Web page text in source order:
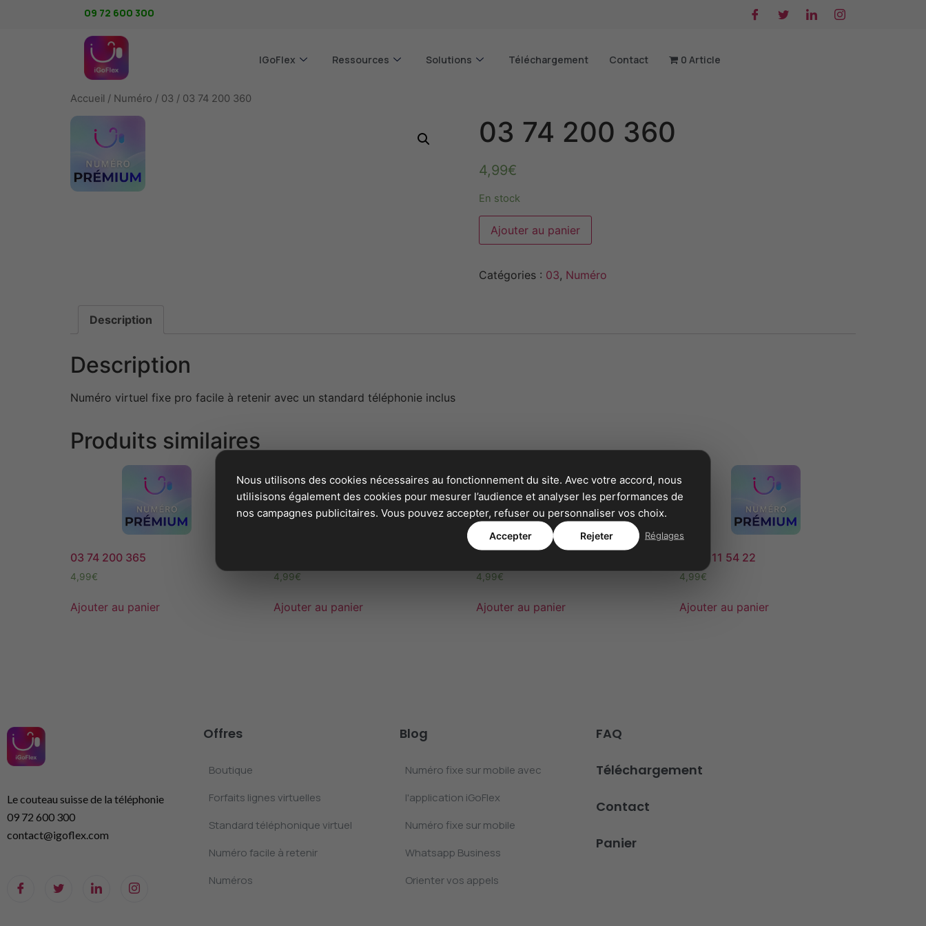
09 72 600 300
IGoFlex Ressources Solutions Téléchargement Contact 0 Article
Accueil / Numéro / 03 / 03 74 200 360
03 74 200 360
4,99€
En stock
Ajouter au panier
Catégories : 03, Numéro
Description
Description
Numéro virtuel fixe pro facile à retenir avec un standard téléphonie inclus
Produits similaires
03 74 200 365
4,99€
Ajouter au panier
4,99€
Ajouter au panier
4,99€
Ajouter au panier
09 72 11 54 22
4,99€
Ajouter au panier
Le couteau suisse de la téléphonie
09 72 600 300
contact@igoflex.com
Offres
Boutique
Forfaits lignes virtuelles
Standard téléphonique virtuel
Numéro facile à retenir
Numéros
Blog
Numéro fixe sur mobile avec
l'application iGoFlex
Numéro fixe sur mobile
Whatsapp Business
Orienter vos appels
FAQ
Téléchargement
Contact
Panier
Nous utilisons des cookies nécessaires au fonctionnement du site. Avec votre accord, nous
utilisisons également des cookies pour mesurer l’audience et analyser les performances de
nos campagnes publicitaires. Vous pouvez accepter, refuser ou personnaliser vos choix.
Accepter Rejeter Réglages